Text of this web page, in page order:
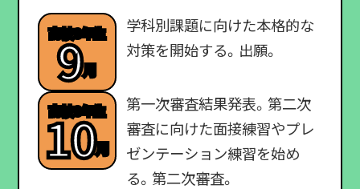
高校3年生
9月
学科別課題に向けた本格的な
対策を開始する。出願。
高校3年生
10月
第一次審査結果発表。第二次
審査に向けた面接練習やプレ
ゼンテーション練習を始め
る。第二次審査。